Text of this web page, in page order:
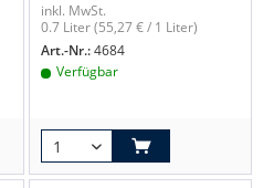
inkl. MwSt.
0.7 Liter(55,27 € / 1 Liter)
Art.-Nr.:4684
Verfügbar